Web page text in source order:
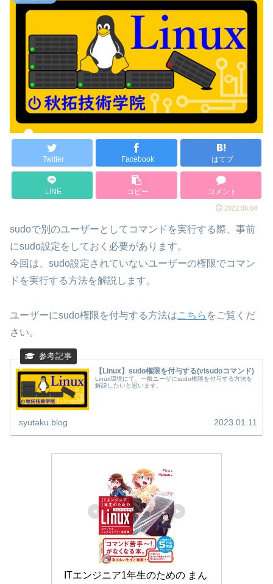
Twitter Facebook はてブ
LINE コピー コメント
2022.06.04
sudoで別のユーザーとしてコマンドを実行する際、事前
にsudo設定をしておく必要があります。
今回は、sudo設定されていないユーザーの権限でコマン
ドを実行する方法を解説します。
ユーザーにsudo権限を付与する方法はこちら をご覧くだ
さい。
【Linux】sudo権限を付与する(visudoコマンド)
Linux環境にて、一般ユーザにsudo権限を付与する方法を
解説したいと思います。
syutaku.blog 2023.01.11
ITエンジニア1年生のための まん